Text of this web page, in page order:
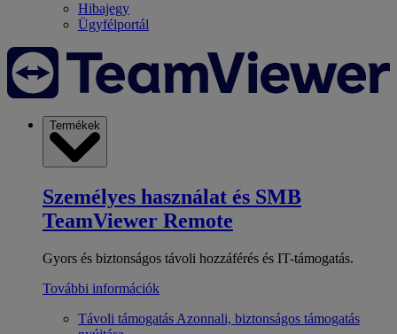
Hibajegy
Ügyfélportál
Termékek
Személyes használat és SMB
TeamViewer Remote
Gyors és biztonságos távoli hozzáférés és IT-támogatás.
További információk
Távoli támogatás Azonnali, biztonságos támogatás